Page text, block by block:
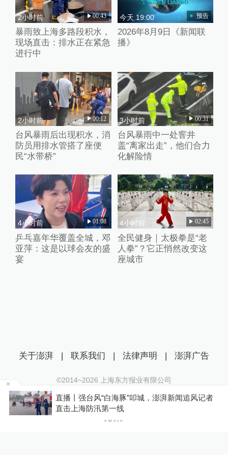
2小时前 00:43
暴雨致上海多路段积水，
现场直击：排水正在紧急
进行中
今天 19:00 预告
2026年8月9日《新闻联
播》
2小时前 00:12
台风暴雨后出现积水，消
防员用排水管搭了座便
民“水带桥”
3小时前 00:31
台风暴雨中一处窨井
盖“离家出走”，他们合力
化解险情
4小时前 01:08
乒乓嘉年华覆盖全城，邓
亚萍：这是以球会友的盛
宴
4小时前 02:45
全民健身｜太极拳是“老
人拳”？它正悄然改变这
座城市
直播丨强台风“白海豚”叩城，澎湃新闻追风记者
直击上海防汛第一线
关于澎湃 | 联系我们 | 法律声明 | 澎湃广告
©2014~2026 上海东方报业有限公司
沪ICP证：沪B2-20170116 | 沪ICP备14003370号
互联网新闻信息服务许可证：31120170006
沪公网安备 31010602000299号